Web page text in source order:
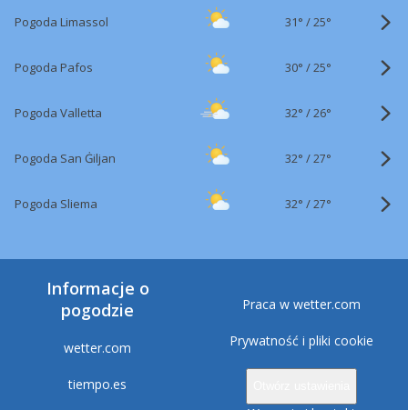
Pogoda Limassol 31° /25°
Pogoda Pafos 30° /25°
Pogoda Valletta 32° /26°
Pogoda San Ġiljan 32° /27°
Pogoda Sliema 32° /27°
Informacje o
pogodzie
wetter.com
tiempo.es
Praca w wetter.com
Prywatność i pliki cookie